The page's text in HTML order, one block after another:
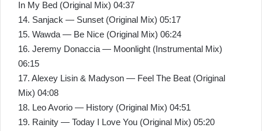
In My Bed (Original Mix) 04:37
14. Sanjack — Sunset (Original Mix) 05:17
15. Wawda — Be Nice (Original Mix) 06:24
16. Jeremy Donaccia — Moonlight (Instrumental Mix)
06:15
17. Alexey Lisin & Madyson — Feel The Beat (Original
Mix) 04:08
18. Leo Avorio — History (Original Mix) 04:51
19. Rainity — Today I Love You (Original Mix) 05:20